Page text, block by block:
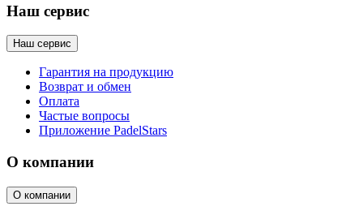
Наш сервис
Наш сервис
Гарантия на продукцию
Возврат и обмен
Оплата
Частые вопросы
Приложение PadelStars
О компании
О компании